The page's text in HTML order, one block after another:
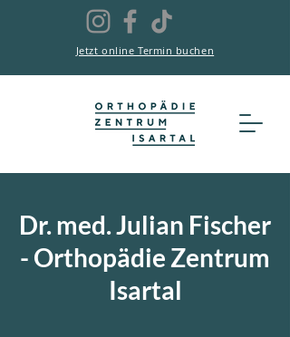
Jetzt online Termin buchen
Dr. med. Julian Fischer
- Orthopädie Zentrum
Isartal